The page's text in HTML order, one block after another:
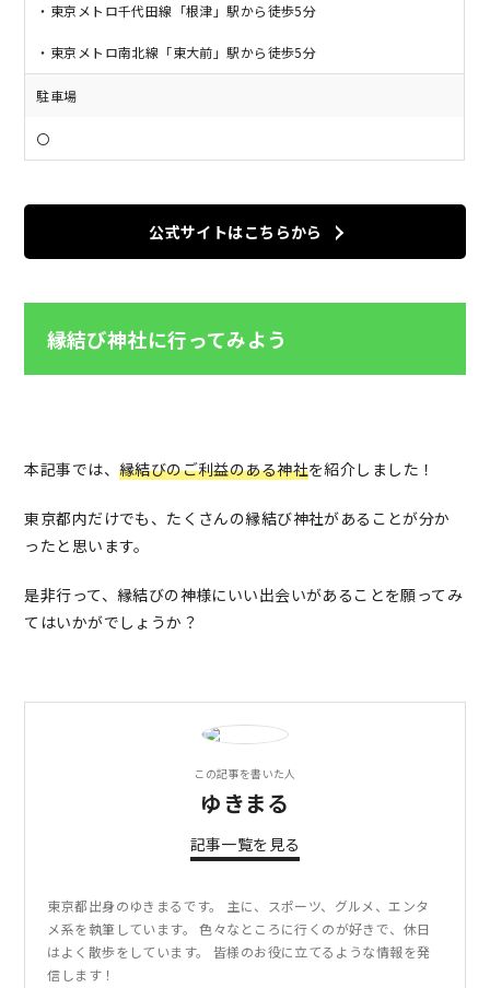
・東京メトロ千代田線「根津」駅から徒歩5分
・東京メトロ南北線「東大前」駅から徒歩5分
駐車場
〇
公式サイトはこちらから
縁結び神社に行ってみよう
本記事では、 縁結びのご利益のある神社を紹介しました！
東京都内だけでも、たくさんの縁結び神社があることが分か
ったと思います。
是非行って、縁結びの神様にいい出会いがあることを願ってみ
てはいかがでしょうか？
この記事を書いた人
ゆきまる
記事一覧を見る
東京都出身のゆきまるです。 主に、スポーツ、グルメ、エンタ
メ系を執筆しています。 色々なところに行くのが好きで、休日
はよく散歩をしています。 皆様のお役に立てるような情報を発
信します！